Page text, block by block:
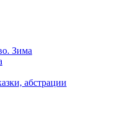
Зима
абстрации